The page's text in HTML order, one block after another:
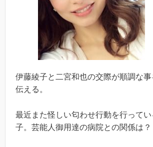
伊藤綾子と二宮和也の交際が順調な
伝える。
最近また怪しい匂わせ行動を行って
子。芸能人御用達の病院との関係は？